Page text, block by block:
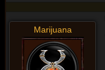
Marijuana